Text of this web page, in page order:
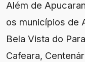
Além de
os municípios de
Bela Vista do
Cafeara,